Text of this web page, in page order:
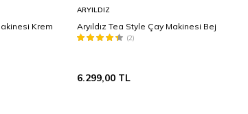
Krem
ARYILDIZ
Aryıldız Tea Style Çay Makinesi Bej
(2)
6.299,00 TL